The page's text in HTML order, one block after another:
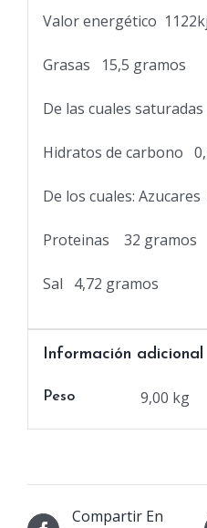
Valor energético
Grasas 15,5 gramos
De las cuales saturadas
Hidratos de carbono
De los cuales: Azucares
Proteinas 32 gramos
Sal 4,72 gramos
Información adicional
Peso 9,00 kg
Compartir En